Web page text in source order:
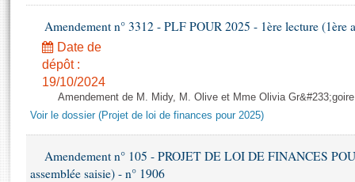
Projets de loi
Propositions de loi
Amendements
Textes adoptés
Rapports d'enquête
Rapports législatifs
Histoire
Juniors
Anciennes législatures
Liens vers les sites publics
Contacts et plan d'accès
Photos libres de droit
Amendement n° 3312 - PLF POUR 2025 - 1ère lecture (1ère
Date de
dépôt :
19/10/2024
Amendement de M. Midy, M. Olive et Mme Olivia
Voir le dossier (Projet de loi de finances pour 2025)
Amendement n° 105 - PROJET DE LOI DE FINANCES
assemblée saisie) - n° 1906